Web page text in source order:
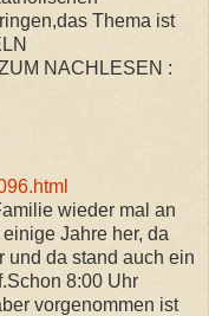
Thema ist
NACHLESEN :
wieder mal an
Jahre her, da
und da stand auch ein
8:00 Uhr
vorgenommen ist